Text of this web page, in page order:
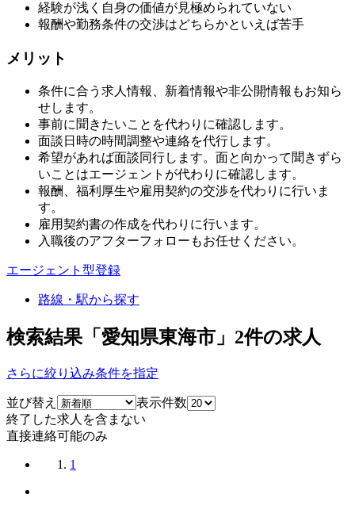
経験が浅く自身の価値が見極められていない
報酬や勤務条件の交渉はどちらかといえば苦手
メリット
条件に合う求人情報、新着情報や非公開情報もお知ら
せします。
事前に聞きたいことを代わりに確認します。
面談日時の時間調整や連絡を代行します。
希望があれば面談同行します。面と向かって聞きずら
いことはエージェントが代わりに確認します。
報酬、福利厚生や雇用契約の交渉を代わりに行いま
す。
雇用契約書の作成を代わりに行います。
入職後のアフターフォローもお任せください。
エージェント型登録
路線・駅から探す
検索結果「愛知県東海市」 2件の求人
さらに絞り込み条件を指定
並び替え
表示件数
終了した求人を含まない
直接連絡可能のみ
1